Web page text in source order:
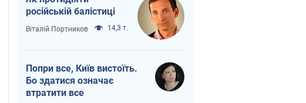
російській балістиці
Віталій Портников 14,3 т.
Попри все, Київ вистоїть.
Бо здатися означає
втратити все